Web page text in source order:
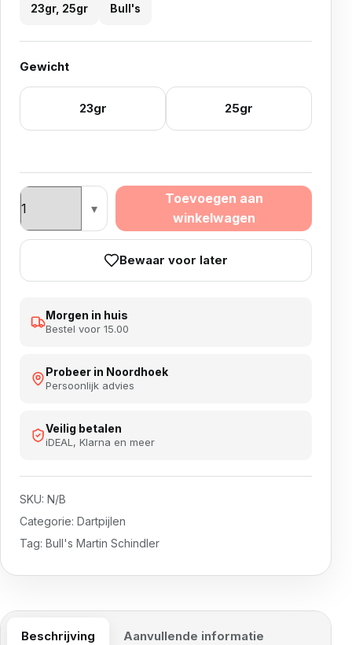
23gr, 25gr Bull's
Gewicht
23gr 25gr
Bull’s Martin Schindler Generation 3 90% Tungsten
Toevoegen aan
winkelwagen
Bewaar voor later
Morgen in huis
Bestel voor 15.00
Probeer in Noordhoek
Persoonlijk advies
Veilig betalen
iDEAL, Klarna en meer
SKU: N/B
Categorie: Dartpijlen
Tag: Bull's Martin Schindler
Beschrijving Aanvullende informatie